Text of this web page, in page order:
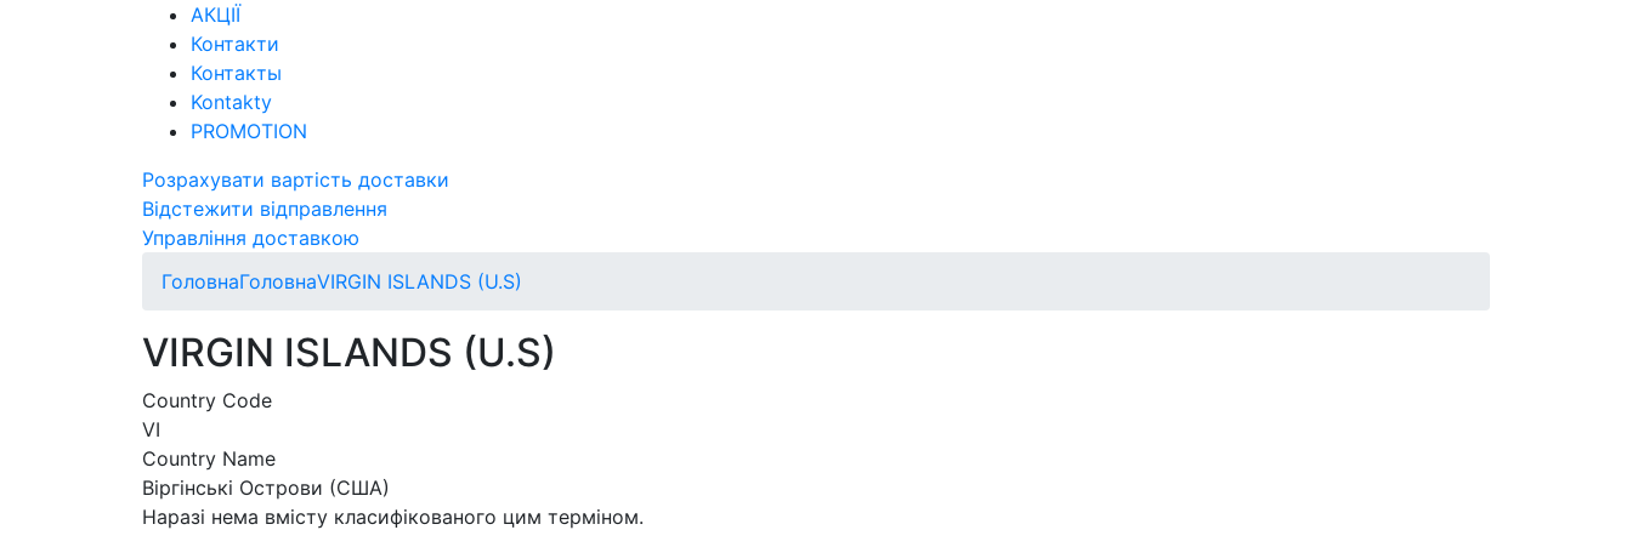
АКЦІЇ
Контакти
Контакты
Kontakty
PROMOTION
Розрахувати вартість доставки
Відстежити відправлення
Управління доставкою
ГоловнаГоловнаVIRGIN ISLANDS (U.S)
VIRGIN ISLANDS (U.S)
Country Code
VI
Country Name
Віргінські Острови (США)
Наразі нема вмісту класифікованого цим терміном.